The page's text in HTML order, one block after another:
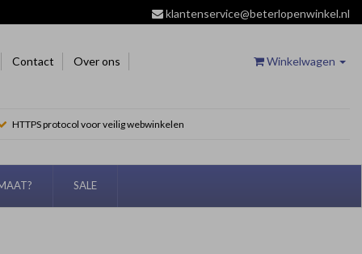
klantenservice@beterlopenwinkel.nl
Contact Over ons Winkelwagen
HTTPS protocol voor veilig webwinkelen
SALE